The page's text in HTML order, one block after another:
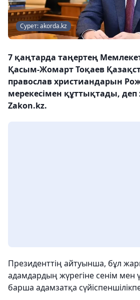
Сурет: akorda.kz
7 қаңтарда таңертең
Қасым-Жомарт Тоқаев
православ христиандарын
мерекесімен құттықтады,
Zakon.kz.
Президенттің айтуынша, бұл
адамдардың жүрегіне сенім мен
барша адамзатқа